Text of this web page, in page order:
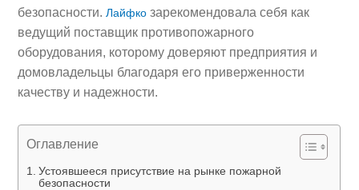
безопасности.Лайфко зарекомендовала себя как
ведущий поставщик противопожарного
оборудования, которому доверяют предприятия и
домовладельцы благодаря его приверженности
качеству и надежности.
Оглавление
Устоявшееся присутствие на рынке пожарной
безопасности